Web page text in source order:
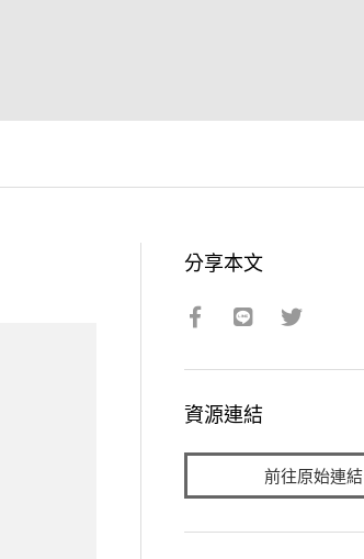
分享本文
資源連結
前往原始連結